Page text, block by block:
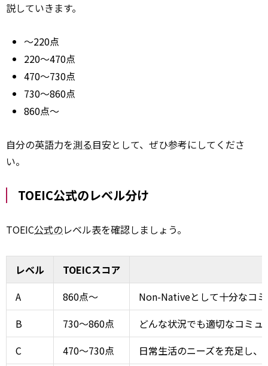
説していきます。
～220点
220～470点
470～730点
730～860点
860点～
自分の英語力を測る目安として、ぜひ参考にしてくださ
い。
TOEIC公式のレベル分け
TOEIC公式のレベル表を確認しましょう。
レベル
TOEICスコア
A
860点～
Non-Nativeとして十分なコ
B
730～860点
どんな状況でも適切なコミ
C
470～730点
日常生活のニーズを充足し